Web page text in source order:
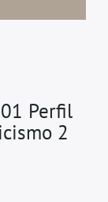
Perfil
2